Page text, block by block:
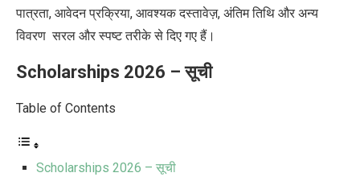
पात्रता, आवेदन प्रक्रिया, आवश्यक दस्तावेज़, अंतिम तिथि और अन्य
विवरण सरल और स्पष्ट तरीके सेदिए गए हैं।
Scholarships 2026 – सूची
Table of Contents
Scholarships 2026 – सूची